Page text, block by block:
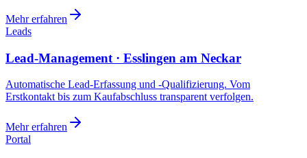
Mehr erfahren
Leads
Lead-Management · Esslingen am Neckar
Automatische Lead-Erfassung und -Qualifizierung. Vom
Erstkontakt bis zum Kaufabschluss transparent verfolgen.
Mehr erfahren
Portal